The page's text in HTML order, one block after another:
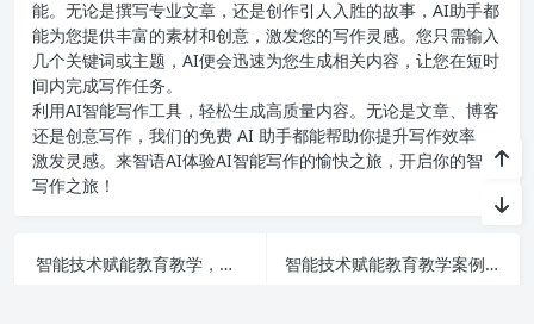
能。无论是撰写专业文章，还是创作引人入胜的故事，AI助手都
能为您提供丰富的素材和创意，激发您的写作灵感。您只需输入
几个关键词或主题，AI便会迅速为您生成相关内容，让您在短时
间内完成写作任务。
利用AI智能写作工具，轻松生成高质量内容。无论是文章、博客
还是创意写作，我们的免费 AI 助手都能帮助你提升写作效率，
激发灵感。来智语AI体验AI智能写作的愉快之旅，开启你的智能
写作之旅！
智能技术赋能教育教学，不断推动教学改革与创新无限可能
智能技术赋能教育教学案例解析：探索创新教学模式的潜力与效果